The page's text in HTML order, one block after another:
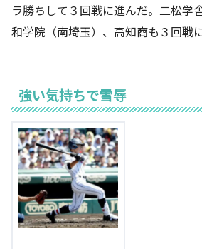
ラ勝ちして３回戦に進んだ。二松学
和学院（南埼玉）、高知商も３回戦
強い気持ちで雪辱